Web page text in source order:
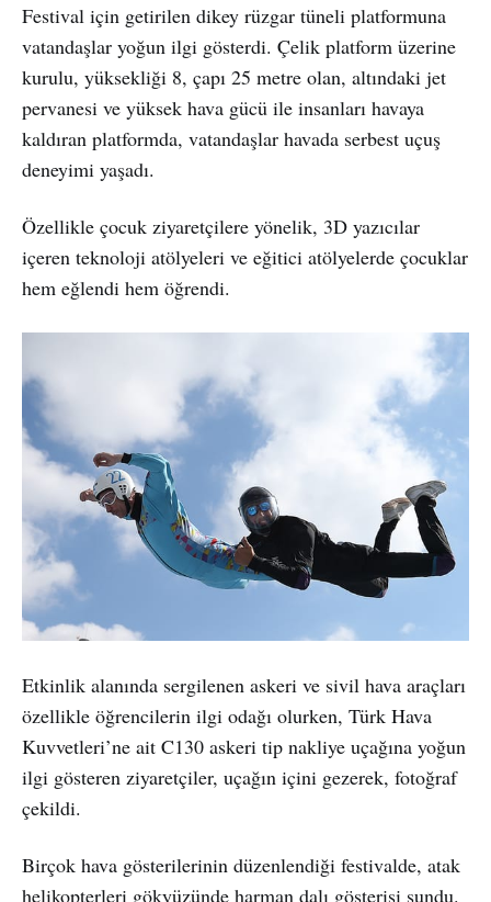
Festival için getirilen dikey rüzgar tüneli platformuna
vatandaşlar yoğun ilgi gösterdi. Çelik platform üzerine
kurulu, yüksekliği 8, çapı 25 metre olan, altındaki jet
pervanesi ve yüksek hava gücü ile insanları havaya
kaldıran platformda, vatandaşlar havada serbest uçuş
deneyimi yaşadı.
Özellikle çocuk ziyaretçilere yönelik, 3D yazıcılar
içeren teknoloji atölyeleri ve eğitici atölyelerde çocuklar
hem eğlendi hem öğrendi.
Etkinlik alanında sergilenen askeri ve sivil hava araçları
özellikle öğrencilerin ilgi odağı olurken, Türk Hava
Kuvvetleri’ne ait C130 askeri tip nakliye uçağına yoğun
ilgi gösteren ziyaretçiler, uçağın içini gezerek, fotoğraf
çekildi.
Birçok hava gösterilerinin düzenlendiği festivalde, atak
helikopterleri gökyüzünde harman dalı gösterisi sundu.